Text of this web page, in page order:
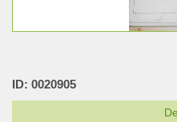
ID: 0020905